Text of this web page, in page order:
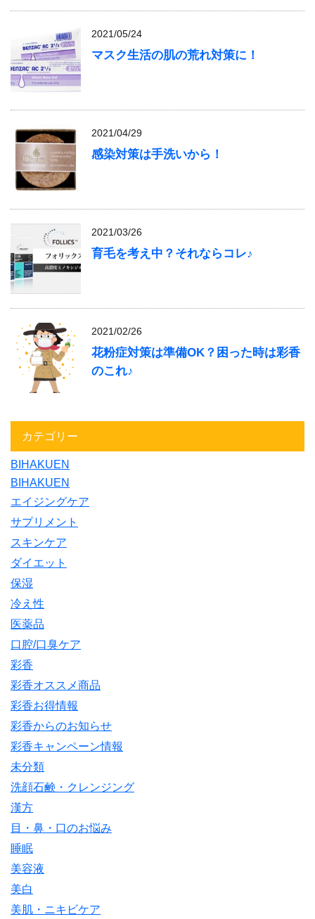
2021/05/24
マスク生活の肌の荒れ対策に！
2021/04/29
感染対策は手洗いから！
2021/03/26
育毛を考え中？それならコレ♪
2021/02/26
花粉症対策は準備OK？困った時は彩香
のこれ♪
カテゴリー
BIHAKUEN
BIHAKUEN
エイジングケア
サプリメント
スキンケア
ダイエット
保湿
冷え性
医薬品
口腔/口臭ケア
彩香
彩香オススメ商品
彩香お得情報
彩香からのお知らせ
彩香キャンペーン情報
未分類
洗顔石鹸・クレンジング
漢方
目・鼻・口のお悩み
睡眠
美容液
美白
美肌・ニキビケア